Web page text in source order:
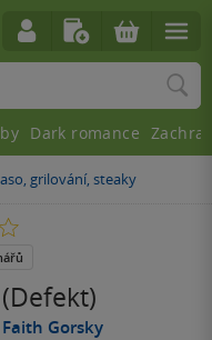
grilování, steaky
Faith Gorsky
Dark romance